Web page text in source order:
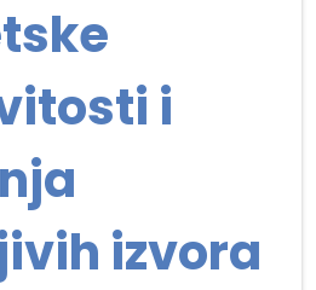
i
izvora